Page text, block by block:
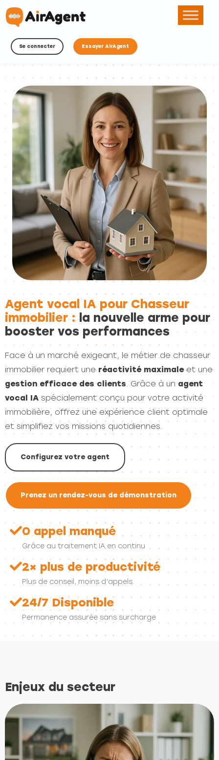
Se connecter Essayer AirAgent
Agent vocal IA pour Chasseur
immobilier : la nouvelle arme pour
booster vos performances
Face à un marché exigeant, le métier de chasseur
immobilier requiert uneréactivité maximaleet une
gestion efficace des clients. Grâce à unagent
vocal IA spécialement conçu pour votre activité
immobilière, offrez une expérience client optimale
et simplifiez vos missions quotidiennes.
Configurez votre agent
Prenez un rendez-vous de démonstration
0 appel manqué
Grâce au traitement IA en continu
2× plus de productivité
Plus de conseil, moins d’appels.
24/7 Disponible
Permanence assurée sans surcharge
Enjeux du secteur